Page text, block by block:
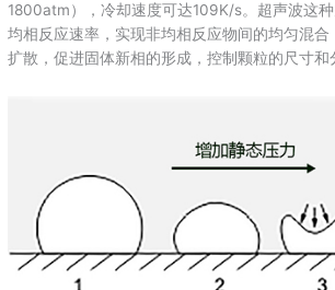
1800atm），冷却速度可达109K/s。超声波这
均相反应速率，实现非均相反应物间的均匀混
扩散，促进固体新相的形成，控制颗粒的尺寸和